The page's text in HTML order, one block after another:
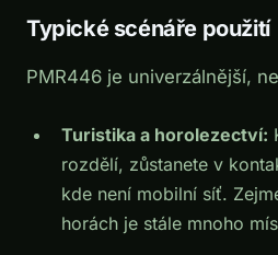
Typické scénáře použití
PMR446 je univerzálnější,
Turistika a horolezectví:
rozdělí, zůstanete v
kde není mobilní síť.
horách je stále mnoho